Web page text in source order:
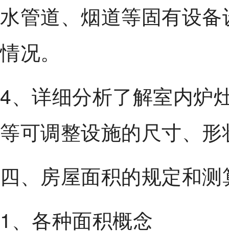
水管道、烟道等固有设
情况。
4、详细分析了解室内炉
等可调整设施的尺寸、
四、房屋面积的规定和测
1、各种面积概念